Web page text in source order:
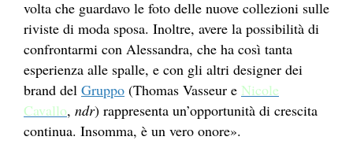
volta che guardavo le foto delle nuove collezioni sulle
riviste di moda sposa. Inoltre, avere la possibilità di
confrontarmi con Alessandra, che ha così tanta
esperienza alle spalle, e con gli altri designer dei
brand del Gruppo (Thomas Vasseur e Nicole
Cavallo, ndr) rappresenta un’opportunità di crescita
continua. Insomma, è un vero onore».